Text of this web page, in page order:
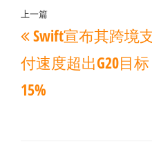
文
章
导
航
上
一
篇
文
上一篇
Swift宣布其跨境
付速度超出G20目标
15%